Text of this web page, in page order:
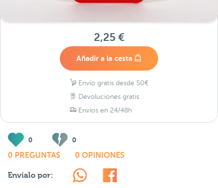
2,25 €
Añadir a la cesta
Envío gratis desde 50€
Devoluciones gratis
Envíos en 24/48h
0 0
0 PREGUNTAS 0 OPINIONES
Envíalo por: